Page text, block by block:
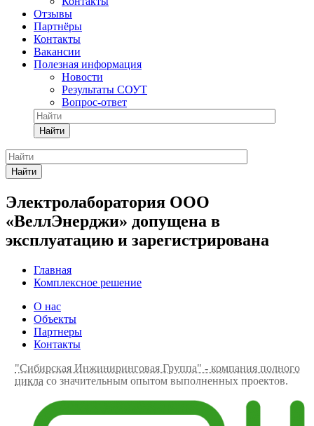
Отзывы
Партнёры
Контакты
Вакансии
Полезная информация
Новости
Результаты СОУТ
Вопрос-ответ
Найти
Найти
Электролаборатория ООО
«ВеллЭнерджи» допущена в
эксплуатацию и зарегистрирована
Главная
Комплексное решение
О нас
Объекты
Партнеры
Контакты
"Сибирская Инжиниринговая Группа" - компания полного
цикла со значительным опытом выполненных проектов.